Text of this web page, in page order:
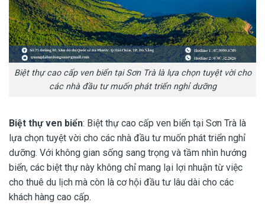
Biệt thự cao cấp ven biển tại Sơn Trà là lựa chọn tuyệt vời cho
các nhà đầu tư muốn phát triển nghỉ dưỡng
Biệt thự ven biển: Biệt thự cao cấp ven biển tại Sơn Trà là
lựa chọn tuyệt vời cho các nhà đầu tư muốn phát triển nghỉ
dưỡng. Với không gian sống sang trọng và tầm nhìn hướng
biển, các biệt thự này không chỉ mang lại lợi nhuận từ việc
cho thuê du lịch mà còn là cơ hội đầu tư lâu dài cho các
khách hàng cao cấp.